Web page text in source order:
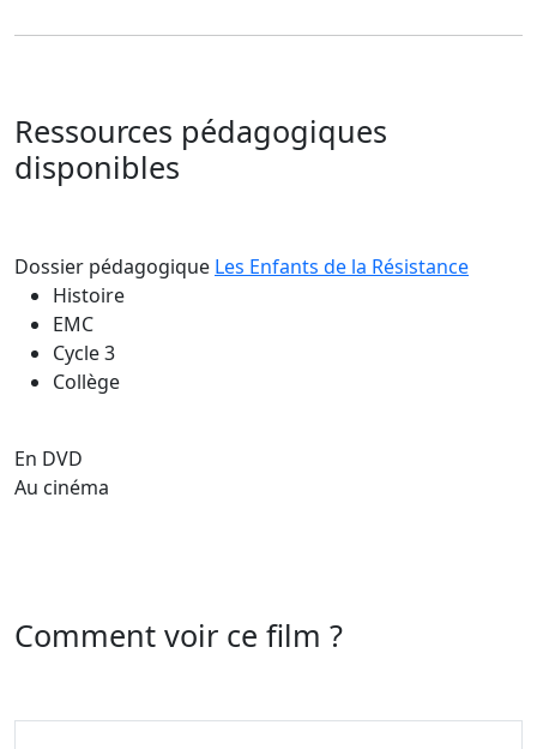
Ressources pédagogiques
disponibles
Dossier pédagogique Les Enfants de la Résistance
Histoire
EMC
Cycle 3
Collège
En DVD
Au cinéma
Comment voir ce film ?